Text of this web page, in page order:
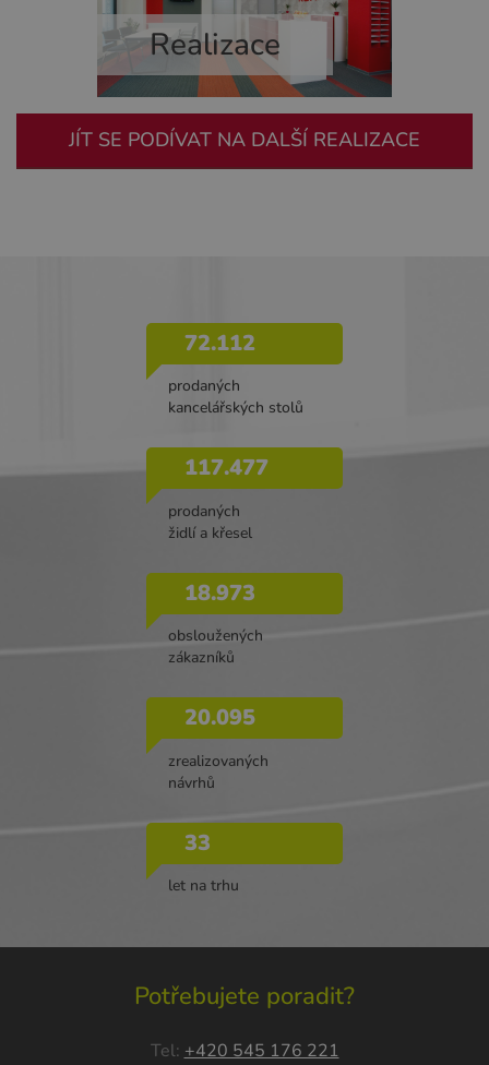
Realizace
JÍT SE PODÍVAT NA DALŠÍ REALIZACE
72.112
prodaných
kancelářských stolů
117.477
prodaných
židlí a křesel
18.973
obsloužených
zákazníků
20.095
zrealizovaných
návrhů
33
let na trhu
Potřebujete poradit?
Tel: +420 545 176 221